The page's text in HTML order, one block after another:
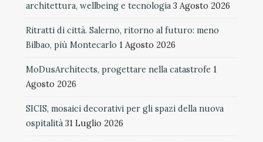
architettura, wellbeing e tecnologia 3 Agosto 2026
Ritratti di città. Salerno, ritorno al futuro: meno
Bilbao, più Montecarlo 1 Agosto 2026
MoDusArchitects, progettare nella catastrofe 1
Agosto 2026
SICIS, mosaici decorativi per gli spazi della nuova
ospitalità 31 Luglio 2026